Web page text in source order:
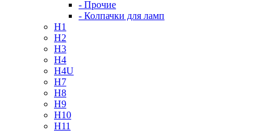
- Прочие
- Колпачки для ламп
H1
H2
H3
H4
H4U
H7
H8
H9
H10
H11